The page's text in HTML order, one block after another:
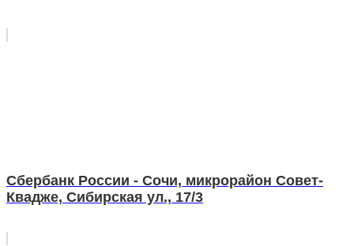
Сбербанк России - Сочи, микрорайон Совет-
Квадже, Сибирская ул., 17/3